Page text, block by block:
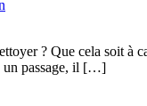
? Que cela soit à
un passage, il […]